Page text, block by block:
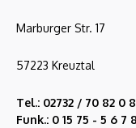
Marburger Str. 17
57223 Kreuztal
Tel.: 02732 / 70 82 0
Funk.: 0 15 75 - 5 6 7